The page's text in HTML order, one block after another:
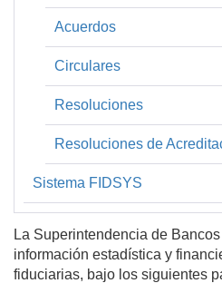
Acuerdos
Circulares
Resoluciones
Resoluciones de
Sistema FIDSYS
La Superintendencia de
información estadística y
fiduciarias, bajo los siguientes